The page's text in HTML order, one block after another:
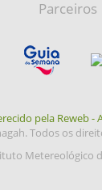
Parceiros
pela Reweb
Todos os
Metereológico